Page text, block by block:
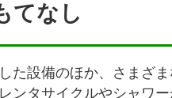
てなし
た設備のほか、さまざ
ンタサイクルやシャワ